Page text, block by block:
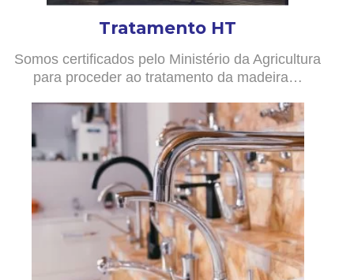
Tratamento HT
Somos certificados pelo Ministério da Agricultura
para proceder ao tratamento da madeira…